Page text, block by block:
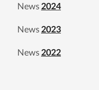
News 2024
News 2023
News 2022